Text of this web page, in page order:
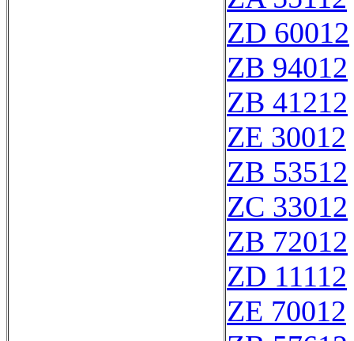
ZD 60012
ZB 94012
ZB 41212
ZE 30012
ZB 53512
ZC 33012
ZB 72012
ZD 11112
ZE 70012